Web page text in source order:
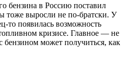
бензина в Россию поставил
тоже выросли не по-братски. У
то появилась возможность
кризисе. Главное — не
бензином может получиться, как